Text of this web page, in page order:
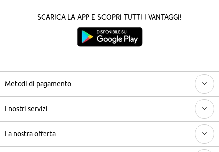
Scarica la App e scopri tutti i vantaggi!
Metodi di pagamento
I nostri servizi
La nostra offerta